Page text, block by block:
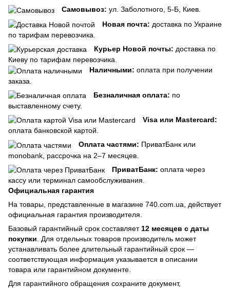
Самовывоз: ул. Заболотного, 5-Б, Киев.
Новая почта: доставка по Украине
по тарифам перевозчика.
Курьер Новой почты: доставка по
Киеву по тарифам перевозчика.
Наличными: оплата при получении
заказа.
Безналичная оплата: по
выставленному счету.
Visa или Mastercard:
оплата банковской картой.
Оплата частями: ПриватБанк или
monobank, рассрочка на 2–7 месяцев.
ПриватБанк: оплата через
кассу или терминал самообслуживания.
Официальная гарантия
На товары, представленные в магазине 740.com.ua, действует
официальная гарантия производителя.
Базовый гарантийный срок составляет 12 месяцев с даты
покупки . Для отдельных товаров производитель может
устанавливать более длительный гарантийный срок —
соответствующая информация указывается в описании
товара или гарантийном документе.
Для гарантийного обращения сохраните документ,